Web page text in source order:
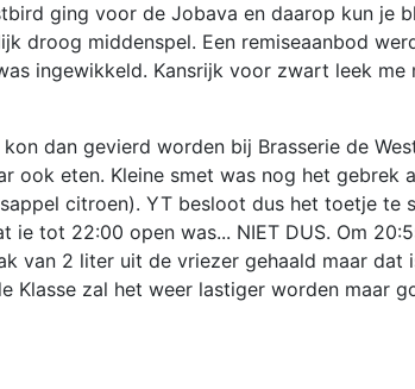
ging voor de Jobava en daarop kun je
droog middenspel. Een remiseaanbod
ingewikkeld. Kansrijk voor zwart leek me
dan gevierd worden bij Brasserie de
ook eten. Kleine smet was nog het gebrek
citroen). YT besloot dus het toetje te
ie tot 22:00 open was... NIET DUS. Om
van 2 liter uit de vriezer gehaald maar dat
Klasse zal het weer lastiger worden maar